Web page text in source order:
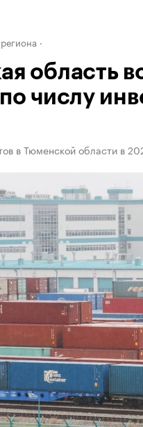
область
числу
в Тюменской области в